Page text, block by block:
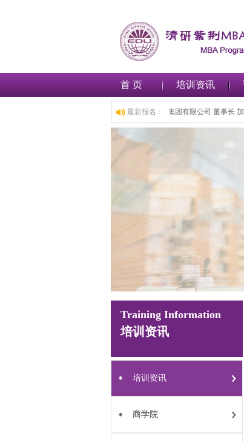
首 页 培训资讯
最新报名：
长 加入工商管理(MBA)总裁班,1小时前,深圳***金融集团有限公司 董事
Training Information
培训资讯
培训资讯
商学院